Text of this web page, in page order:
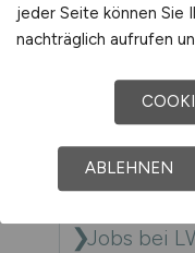
Jobs bei
Jobs bei
Jobs bei
jeder Seite können Sie
nachträglich aufrufen
ABLEHNEN